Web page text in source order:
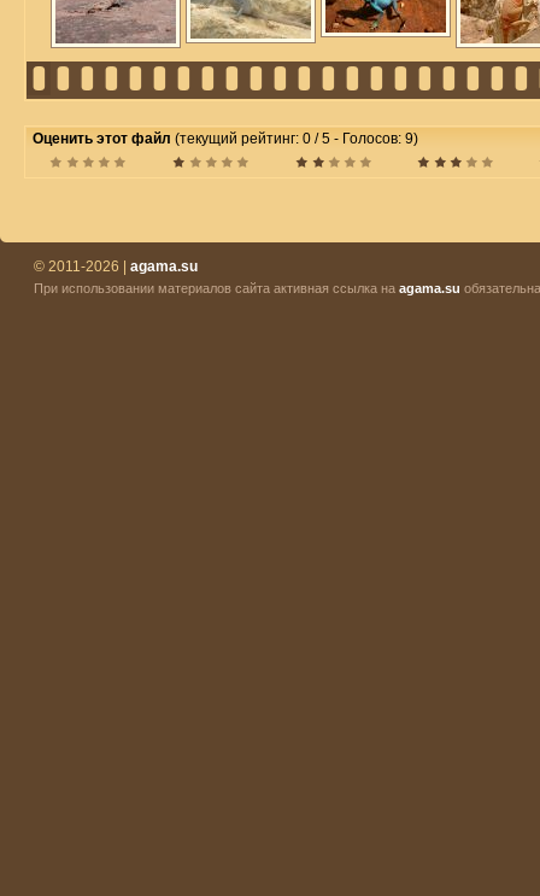
Оценить этот файл (текущий рейтинг: 0 / 5 - Голосов: 9)
© 2011-2026 | agama.su
При использовании материалов сайта активная ссылка на agama.su